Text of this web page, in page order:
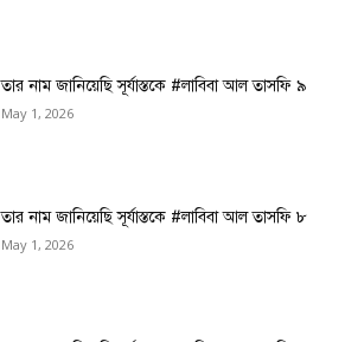
তার নাম জানিয়েছি সূর্যাস্তকে #লাবিবা আল তাসফি ৯
May 1, 2026
তার নাম জানিয়েছি সূর্যাস্তকে #লাবিবা আল তাসফি ৮
May 1, 2026